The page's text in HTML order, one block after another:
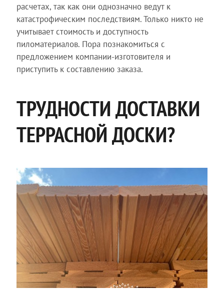
расчетах, так как они однозначно ведут к
катастрофическим последствиям. Только никто не
учитывает стоимость и доступность
пиломатериалов. Пора познакомиться с
предложением компании-изготовителя и
приступить к составлению заказа.
ТРУДНОСТИ ДОСТАВКИ
ТЕРРАСНОЙ ДОСКИ?